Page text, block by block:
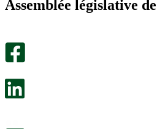
Assemblée législative